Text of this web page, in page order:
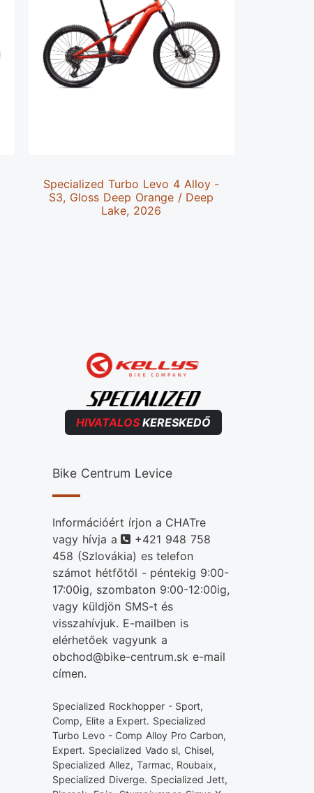
Specialized Turbo Levo 4 Alloy -
S3, Gloss Deep Orange / Deep
Lake, 2026
HIVATALOSKERESKEDŐ
Bike Centrum Levice
Információért írjon a CHATre
vagy hívja a
Telefonszám
+421 948 758
458 (Szlovákia) es telefon
számot hétfőtől - péntekig 9:00-
17:00ig, szombaton 9:00-12:00ig,
vagy küldjön SMS-t és
visszahívjuk. E-mailben is
elérhetőek vagyunk a
obchod@bike-centrum.sk e-mail
címen.
Specialized Rockhopper - Sport,
Comp, Elite a Expert. Specialized
Turbo Levo - Comp Alloy Pro Carbon,
Expert. Specialized Vado sl, Chisel,
Specialized Allez, Tarmac, Roubaix,
Specialized Diverge. Specialized Jett,